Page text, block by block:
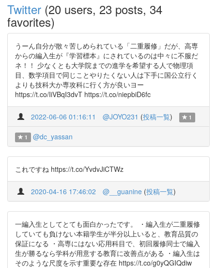
Twitter (20 users, 23 posts, 34
favorites)
うーん自分が散々苦しめられている「二重履修」だが、高専
からの編入生が『学習標本』にされているのは中々に不服だ
ネ！！ 少なくとも大学院までの進学を希望する人で物理項
目、数学項目で同じことやりたくない人は下手に国公立行く
よりも技科大か専攻科に行く方が良いヨー
https://t.co/IiVBqI3dvT https://t.co/niepbiD6fc
2022-06-06 01:16:11 @JOYO231 (投稿一覧) 1
1 @dc_yassan
これですね https://t.co/YvdvJiCTWz
2020-04-16 17:46:02 @__guanine (投稿一覧)
一編入生としてとても面白かったです。 ・編入生が二重履修
していても負けない本籍学生が半分以上いると、教育品質の
保証になる ・高専にはない応用科目で、初回履修同士で編入
生が勝るなら学科が用意する教育に改善点がある ・編入生は
そのような尺度を示す重要な存在 https://t.co/g0yQGIQdiw